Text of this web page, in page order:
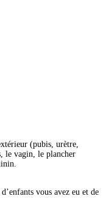
(pubis, urètre,
le vagin, le plancher
vous avez eu et de